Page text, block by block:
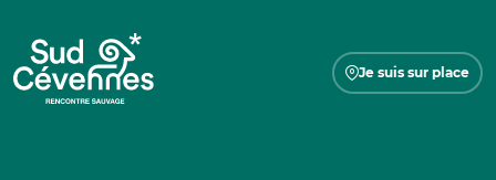
Je suis sur place